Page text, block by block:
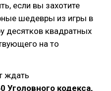
если вы захотите
шедевры из игры в
десятков квадратных
на то
ждать
Уголовного кодекса,